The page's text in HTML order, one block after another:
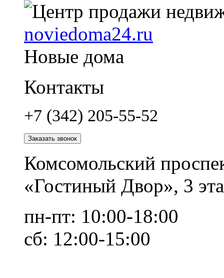
noviedoma24.ru
Новые дома
Контакты
+7 (342) 205-55-52
Заказать звонок
Комсомольский
«Гостиный Двор», 3
пн-пт: 10:00-18:00
сб: 12:00-15:00